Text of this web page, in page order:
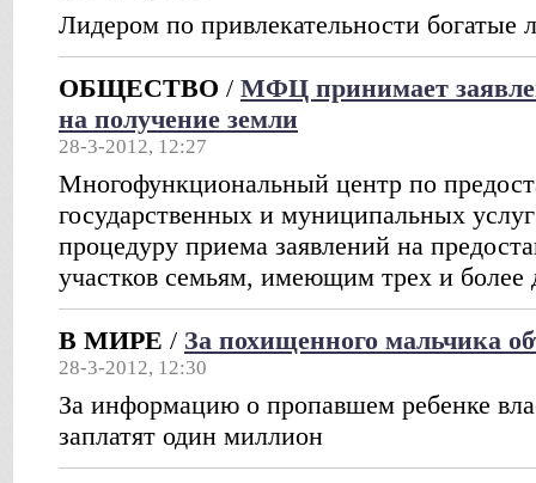
Лидером по привлекательности богатые
ОБЩЕСТВО / МФЦ принимает
на получение земли
28-3-2012, 12:27
Многофункциональный центр по
государственных и муниципальных
процедуру приема заявлений на
участков семьям, имеющим трех и более
В МИРЕ / За похищенного мальчика
28-3-2012, 12:30
За информацию о пропавшем ребенке
заплатят один миллион